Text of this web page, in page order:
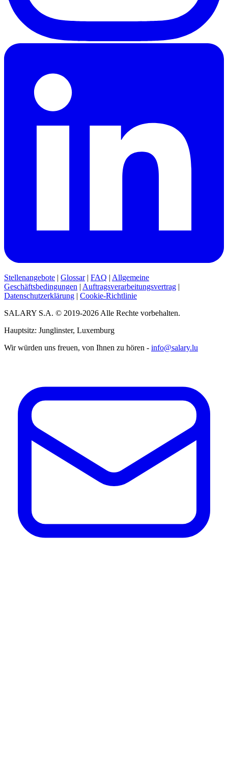
Stellenangebote | Glossar| FAQ | Allgemeine
Geschäftsbedingungen | Auftragsverarbeitungsvertrag |
Datenschutzerklärung | Cookie-Richtlinie
SALARY S.A. © 2019-2026 Alle Rechte vorbehalten.
Hauptsitz: Junglinster, Luxemburg
Wir würden uns freuen, von Ihnen zu hören - info@salary.lu